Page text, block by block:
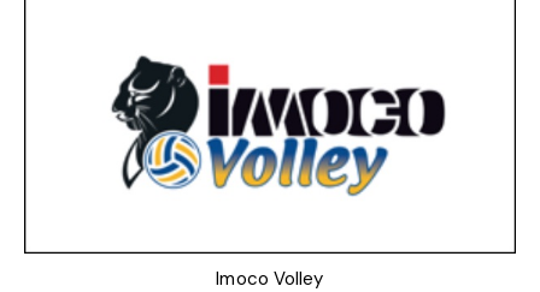
Imoco Volley